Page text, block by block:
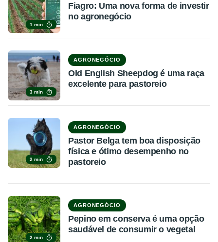
1 min
Fiagro: Uma nova forma de investir
no agronegócio
3 min
AGRONEGÓCIO
Old English Sheepdog é uma raça
excelente para pastoreio
2 min
AGRONEGÓCIO
Pastor Belga tem boa disposição
física e ótimo desempenho no
pastoreio
2 min
AGRONEGÓCIO
Pepino em conserva é uma opção
saudável de consumir o vegetal